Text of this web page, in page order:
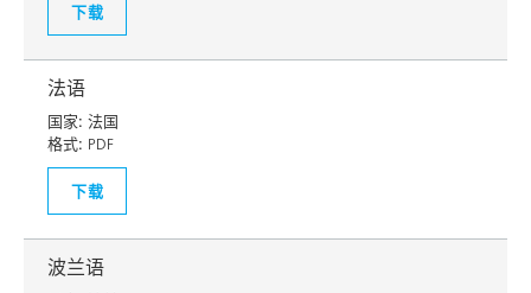
下载
法语
国家: 法国
格式: PDF
下载
波兰语